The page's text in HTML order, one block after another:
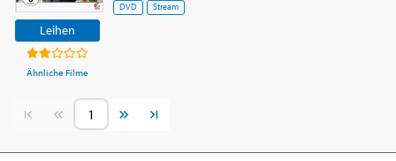
Leihen
Ähnliche Filme
DVD Stream
Vorherige SeiteNächste Seite